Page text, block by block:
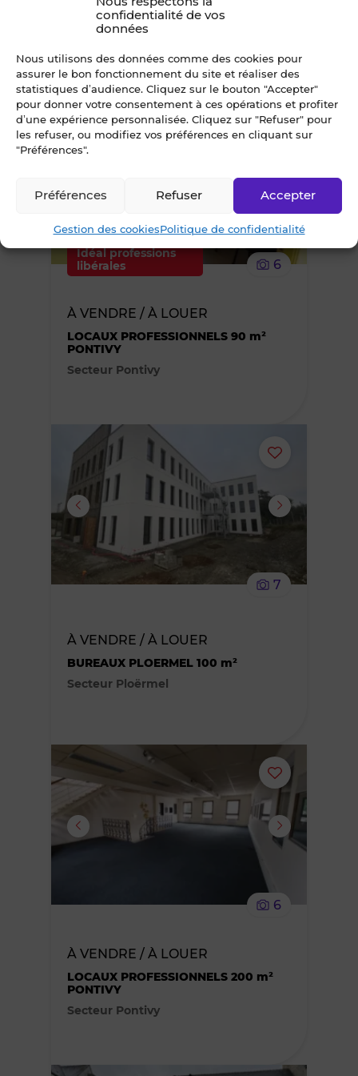
confidentialité de vos
données
Nous utilisons des données comme des cookies pour
assurer le bon fonctionnement du site et réaliser des
statistiques d’audience. Cliquez sur le bouton "Accepter"
pour donner votre consentement à ces opérations et profiter
d’une expérience personnalisée. Cliquez sur "Refuser" pour
les refuser, ou modifiez vos préférences en cliquant sur
"Préférences".
Accepter
Refuser
Préférences
Gestion des cookiesPolitique de confidentialité
BUREAUX PLOERMEL 81 m²
Ajouter
supprimer
le
Idéal professions
libérales
6
À VENDRE / À LOUER
LOCAUX PROFESSIONNELS 90 m²
PONTIVY
Secteur Pontivy
Ajouter
7
À VENDRE / À LOUER
BUREAUX PLOERMEL 100 m²
Secteur Ploërmel
Ajouter
ou
supprimer
6
À VENDRE / À LOUER
LOCAUX PROFESSIONNELS 200 m²
PONTIVY
Secteur Pontivy